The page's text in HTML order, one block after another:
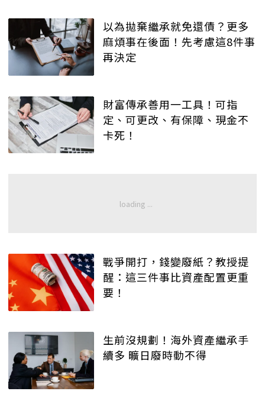
以為拋棄繼承就免還債？更多
麻煩事在後面！先考慮這8件事
再決定
財富傳承善用一工具！可指
定、可更改、有保障、現金不
卡死！
戰爭開打，錢變廢紙？教授提
醒：這三件事比資產配置更重
要！
生前沒規劃！海外資產繼承手
續多 曠日廢時動不得